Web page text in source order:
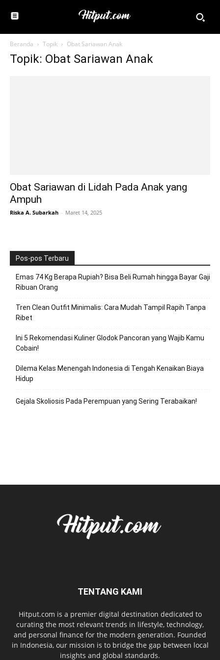
Beranda Topik Obat Sariawan Anak
Topik: Obat Sariawan Anak
Obat Sariawan di Lidah Pada Anak yang
Ampuh
Riska A. Subarkah - Maret 14, 2025
Pos-pos Terbaru
Emas 74 Kg Berapa Rupiah? Bisa Beli Rumah hingga Bayar Gaji
Ribuan Orang
Tren Clean Outfit Minimalis: Cara Mudah Tampil Rapih Tanpa
Ribet
Ini 5 Rekomendasi Kuliner Glodok Pancoran yang Wajib Kamu
Cobain!
Dilema Kelas Menengah Indonesia di Tengah Kenaikan Biaya
Hidup
Gejala Skoliosis Pada Perempuan yang Sering Terabaikan!
TENTANG KAMI
Hitput.com is a premier digital destination dedicated to
curating the most relevant trends in lifestyle, technology,
and personal finance for the modern generation. Founded
in Indonesia, our mission is to bridge the gap between local
insights and global standards.